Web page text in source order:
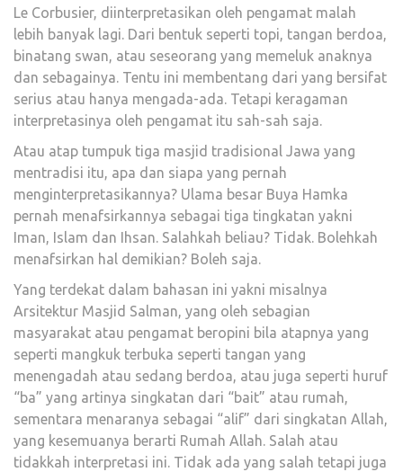
Le Corbusier, diinterpretasikan oleh pengamat malah
lebih banyak lagi. Dari bentuk seperti topi, tangan berdoa,
binatang swan, atau seseorang yang memeluk anaknya
dan sebagainya. Tentu ini membentang dari yang bersifat
serius atau hanya mengada-ada. Tetapi keragaman
interpretasinya oleh pengamat itu sah-sah saja.
Atau atap tumpuk tiga masjid tradisional Jawa yang
mentradisi itu, apa dan siapa yang pernah
menginterpretasikannya? Ulama besar Buya Hamka
pernah menafsirkannya sebagai tiga tingkatan yakni
Iman, Islam dan Ihsan. Salahkah beliau? Tidak. Bolehkah
menafsirkan hal demikian? Boleh saja.
Yang terdekat dalam bahasan ini yakni misalnya
Arsitektur Masjid Salman, yang oleh sebagian
masyarakat atau pengamat beropini bila atapnya yang
seperti mangkuk terbuka seperti tangan yang
menengadah atau sedang berdoa, atau juga seperti huruf
“ba” yang artinya singkatan dari “bait” atau rumah,
sementara menaranya sebagai “alif” dari singkatan Allah,
yang kesemuanya berarti Rumah Allah. Salah atau
tidakkah interpretasi ini. Tidak ada yang salah tetapi juga